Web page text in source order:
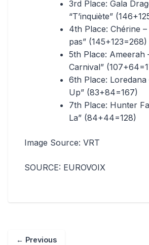
3rd Place: Gala
“T’inquiète”
4th Place: Chérine –
pas” (145+123=268)
5th Place: Ameerah
Carnival”
6th Place: Loredana
Up” (83+84=167)
7th Place: Hunter
La” (84+44=128)
Image Source: VRT
SOURCE: EUROVOIX
← Previous